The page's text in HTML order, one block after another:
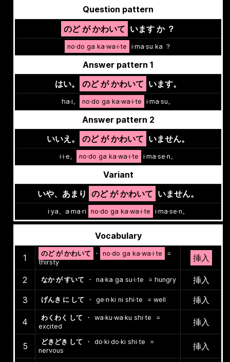
Question pattern
のど が かわいて います か ？
no·do ga ka·wa·i·te i·ma·su ka ？
Answer pattern 1
はい。
のど が かわいて います。
ha·i。 no·do ga ka·wa·i·te i·ma·su。
Answer pattern 2
いいえ。
のど が かわいて いません。
i·i·e。 no·do ga ka·wa·i·te i·ma·se·n。
Variant
いや、あまり のど が かわいて いません。
i·ya、a·ma·ri no·do ga ka·wa·i·te i·ma·se·n。
Vocabulary
1 のど が かわいて ・ no·do ga ka·wa·i·te
=
thirsty
挿入
2 なか が すいて ・ na·ka ga su·i·te = hungry
挿入
3
げんき に して ・ ge·n·ki ni shi·te = well 挿入
4 わくわく して ・ wa·ku·wa·ku shi·te
=
excited
挿入
5 どきどき して ・ do·ki·do·ki shi·te
=
nervous
挿入